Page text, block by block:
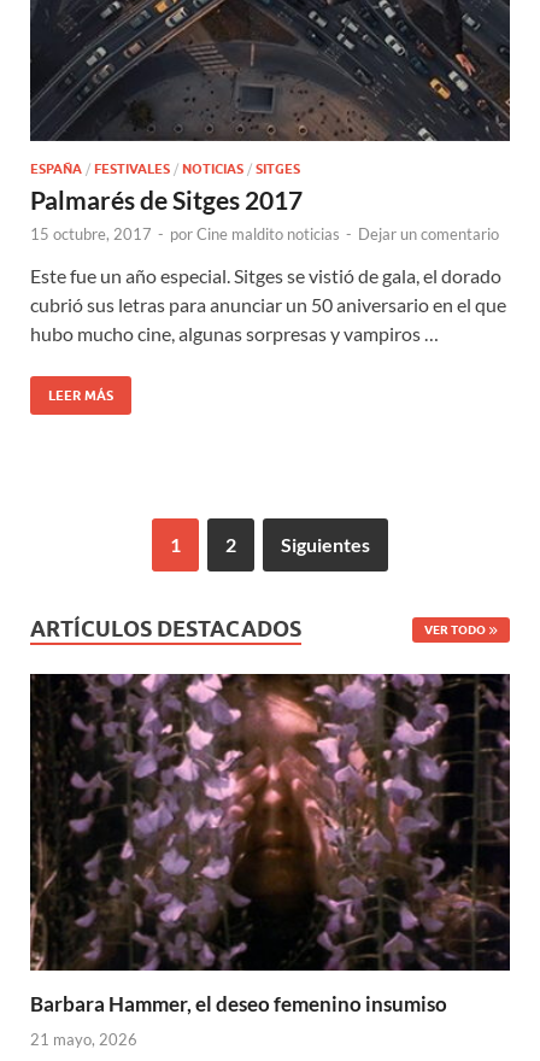
ESPAÑA / FESTIVALES / NOTICIAS / SITGES
Palmarés de Sitges 2017
15 octubre, 2017 - porCine maldito noticias - Dejar un comentario
Este fue un año especial. Sitges se vistió de gala, el dorado
cubrió sus letras para anunciar un 50 aniversario en el que
hubo mucho cine, algunas sorpresas y vampiros …
LEER MÁS
1 2 Siguientes
ARTÍCULOS DESTACADOS VER TODO
Barbara Hammer, el deseo femenino insumiso
21 mayo, 2026